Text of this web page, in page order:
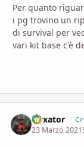
Per quanto
i pg trovino un
di survival per
vari kit base c'è
Nyxator
23 Marzo 2021